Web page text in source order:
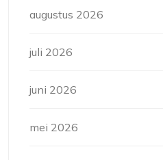
augustus 2026
juli 2026
juni 2026
mei 2026